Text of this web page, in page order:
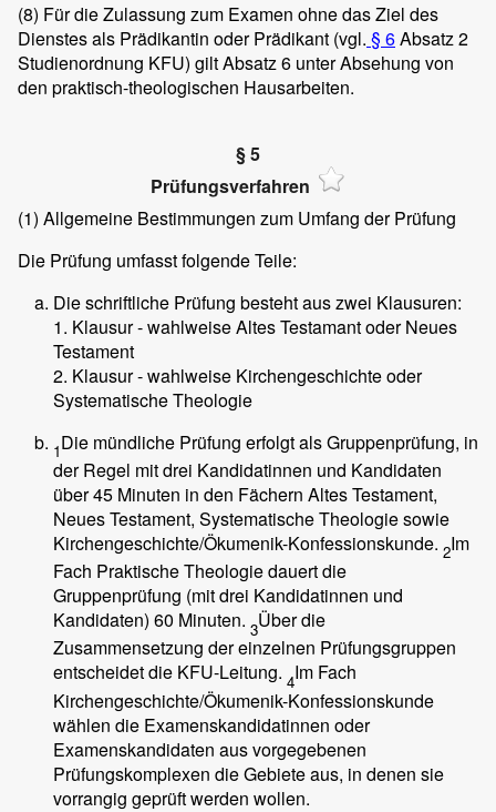
(8) Für die Zulassung zum Examen ohne das Ziel des
Dienstes als Prädikantin oder Prädikant (vgl. § 6Absatz 2
Studienordnung KFU) gilt Absatz 6 unter Absehung von
den praktisch-theologischen Hausarbeiten.
§ 5
Prüfungsverfahren
(1) Allgemeine Bestimmungen zum Umfang der Prüfung
Die Prüfung umfasst folgende Teile:
Die schriftliche Prüfung besteht aus zwei Klausuren:
1. Klausur - wahlweise Altes Testamant oder Neues
Testament
2. Klausur - wahlweise Kirchengeschichte oder
Systematische Theologie
1Die mündliche Prüfung erfolgt als Gruppenprüfung, in
der Regel mit drei Kandidatinnen und Kandidaten
über 45 Minuten in den Fächern Altes Testament,
Neues Testament, Systematische Theologie sowie
Kirchengeschichte/Ökumenik-Konfessionskunde. 2Im
Fach Praktische Theologie dauert die
Gruppenprüfung (mit drei Kandidatinnen und
Kandidaten) 60 Minuten. 3Über die
Zusammensetzung der einzelnen Prüfungsgruppen
entscheidet die KFU-Leitung. 4Im Fach
Kirchengeschichte/Ökumenik-Konfessionskunde
wählen die Examenskandidatinnen oder
Examenskandidaten aus vorgegebenen
Prüfungskomplexen die Gebiete aus, in denen sie
vorrangig geprüft werden wollen.